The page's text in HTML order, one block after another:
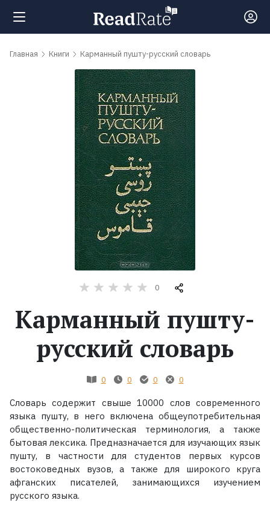
Поиск
обсуждаемые
Серии
Экранизации
Коллекции
Главная Книги Карманный пушту-русский словарь
0
Карманный пушту-
русский словарь
0 0 0 0
Словарь содержит свыше 10000 слов современного
языка пушту, в него включена общеупотребительная
общественно-политическая терминология, а также
бытовая лексика. Предназначается для изучающих язык
пушту, в частности для студентов первых курсов
востоковедных вузов, а также для широкого круга
афганских писателей, занимающихся изучением
русского языка.